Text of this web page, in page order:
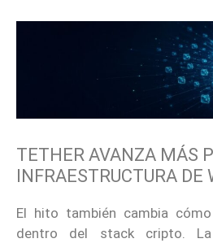
TETHER AVANZA MÁS
INFRAESTRUCTURA DE
El hito también cambia
dentro del stack cripto.